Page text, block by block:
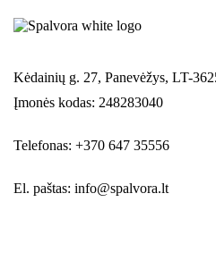
Kėdainių g. 27, Panevėžys, LT-
Įmonės kodas: 248283040
Telefonas: +370 647 35556
El. paštas: info@spalvora.lt